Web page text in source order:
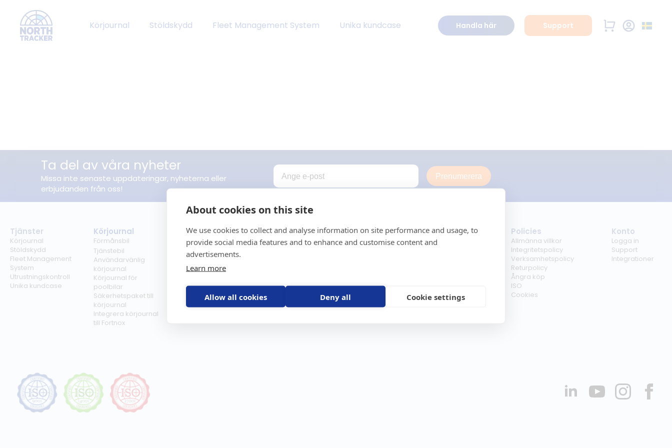
About cookies on this site
We use cookies to collect and analyse information on site performance and usage, to
provide social media features and to enhance and customise content and
advertisements.
Learn more
Allow all cookies Deny all Cookie settings
Körjournal Stöldskydd Fleet Management System Unika kundcase Handla här Support
Ta del av våra nyheter
Missa inte senaste uppdateringar, nyheterna eller
erbjudanden från oss!
Prenumerera
Tjänster
Körjournal
Stöldskydd
Fleet Management
System
Utrustningskontroll
Unika kundcase
Körjournal
Förmånsbil
Tjänstebil
Användarvänlig
körjournal
Körjournal för
poolbilar
Säkerhetspaket till
körjournal
Integrera körjournal
till Fortnox
Regelverk
Milersättning
Regler för tjänstebil
Regler för
förmånsbil
GPS-trackers
Scout 2.0
Stöldskydd
Båt
Åkgräsklippare
Moped
Vattenskoter
Företag
Om oss
Policies
Allmänna villkor
Integritetspolicy
Verksamhetspolicy
Returpolicy
Ångra köp
ISO
Cookies
Konto
Logga in
Support
Integrationer